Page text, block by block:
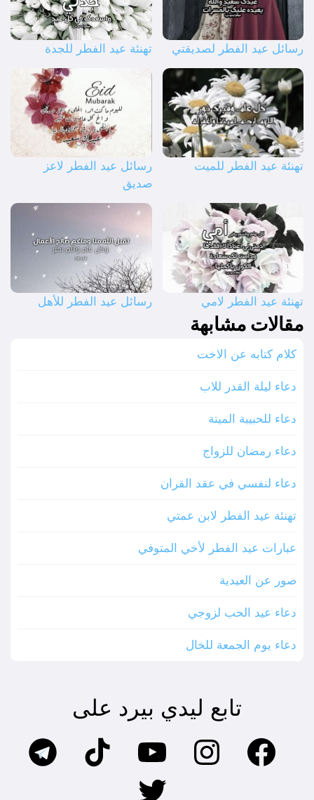
رسائل عيد الفطر لصديقتي تهنئة عيد الفطر للجدة
تهنئة عيد الفطر للميت
رسائل عيد الفطر لاعز
صديق
تهنئة عيد الفطر لامي رسائل عيد الفطر للأهل
مقالات مشابهة
كلام كتابه عن الاخت
دعاء ليلة القدر للاب
دعاء للحبيبة الميتة
دعاء رمضان للزواج
دعاء لنفسي في عقد القران
تهنئة عيد الفطر لابن عمتي
عبارات عيد الفطر لأخي المتوفي
صور عن العيدية
دعاء عيد الحب لزوجي
دعاء يوم الجمعة للخال
تابع ليدي بيرد على